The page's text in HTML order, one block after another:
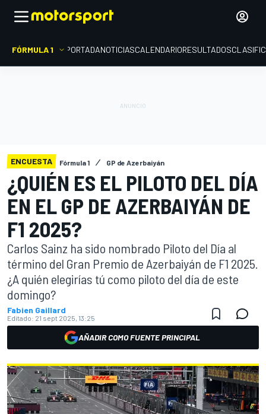
FÓRMULA 1 PORTADANOTICIASCALENDARIORESULTADOS
ENCUESTA Fórmula 1 GP de Azerbaiyán
¿QUIÉN ES EL PILOTO DEL DÍA
EN EL GP DE AZERBAIYÁN DE
F1 2025?
Carlos Sainz ha sido nombrado Piloto del Día al
término del Gran Premio de Azerbaiyán de F1 2025.
¿A quién elegirías tú como piloto del día de este
domingo?
Fabien Gaillard
Editado: 21 sept 2025, 13:25
AÑADIR COMO FUENTE PRINCIPAL